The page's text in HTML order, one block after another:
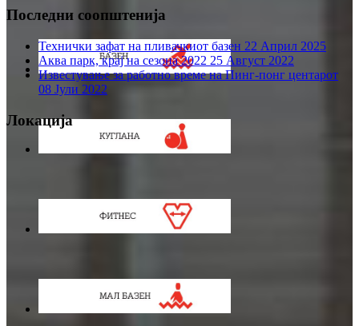
Последни соопштенија
Технички зафат на пливачкиот базен 22 Април 2025
Аква парк, крај на сезона 2022 25 Август 2022
Известување за работно време на Пинг-понг центарот
08 Јули 2022
Локација